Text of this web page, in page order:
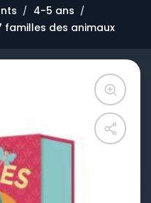
4-5 ans
familles des animaux